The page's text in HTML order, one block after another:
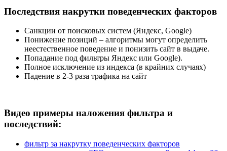
Последствия накрутки поведенческих факторов
Санкции от поисковых систем (Яндекс, Google)
Понижение позиций – алгоритмы могут определить
неестественное поведение и понизить сайт в выдаче.
Попадание под фильтры Яндекс или Google).
Полное исключение из индекса (в крайних случаях)
Падение в 2-3 раза трафика на сайт
Видео примеры наложения фильтра и
последствий:
фильтр за накрутку поведенческих факторов